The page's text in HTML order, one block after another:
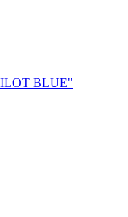
BLUE"